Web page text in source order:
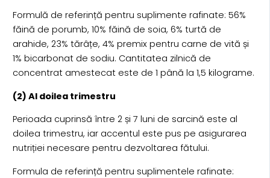
Formulă de referință pentru suplimente rafinate: 56%
făină de porumb, 10% făină de soia, 6% turtă de
arahide, 23% tărâțe, 4% premix pentru carne de vită și
1% bicarbonat de sodiu. Cantitatea zilnică de
concentrat amestecat este de 1 până la 1,5 kilograme.
(2) Al doilea trimestru
Perioada cuprinsă între 2 și 7 luni de sarcină este al
doilea trimestru, iar accentul este pus pe asigurarea
nutriției necesare pentru dezvoltarea fătului.
Formula de referință pentru suplimentele rafinate: